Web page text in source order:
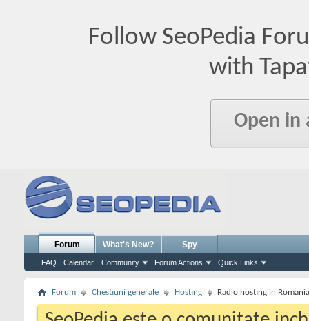
Follow SeoPedia
with
Open in
Forum
FAQ Calendar Community Forum Actions Quick Links
What's New? Spy
Forum Chestiuni generale Hosting Radio hosting in